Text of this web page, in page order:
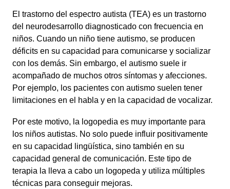
El trastorno del espectro autista (TEA) es un trastorno
del neurodesarrollo diagnosticado con frecuencia en
niños. Cuando un niño tiene autismo, se producen
déficits en su capacidad para comunicarse y socializar
con los demás. Sin embargo, el autismo suele ir
acompañado de muchos otros síntomas y afecciones.
Por ejemplo, los pacientes con autismo suelen tener
limitaciones en el habla y en la capacidad de vocalizar.
Por este motivo, la logopedia es muy importante para
los niños autistas. No solo puede influir positivamente
en su capacidad lingüística, sino también en su
capacidad general de comunicación. Este tipo de
terapia la lleva a cabo un logopeda y utiliza múltiples
técnicas para conseguir mejoras.